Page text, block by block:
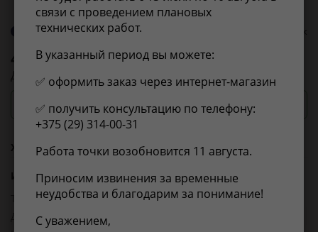
О бренде 4U
4UBD0089
ДИСК ТОРМОЗНОЙ
Посмотреть цены и сроки
Характеристики
Из справочника ABCP
Товарная группа:
тормозные диски
Длина, мм:
связи с проведением плановых
технических работ.
В указанный период вы можете:
✅ оформить заказ через интернет-магазин
✅ получить консультацию по телефону:
+375 (29) 314-00-31
Работа точки возобновится 11 августа.
Приносим извинения за временные
неудобства и благодарим за понимание!
С уважением,